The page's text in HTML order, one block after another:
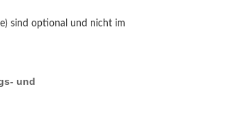
sind optional und nicht im
und